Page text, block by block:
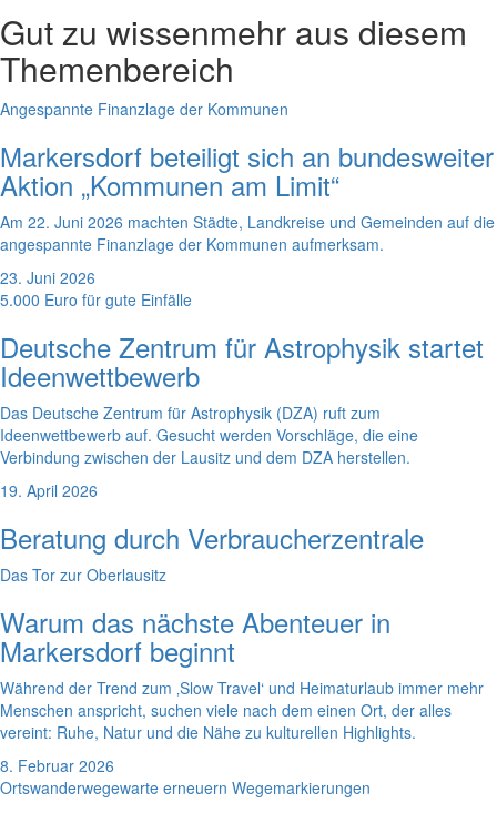
Gut zu wissenmehr aus diesem
Themenbereich
Angespannte Finanzlage der Kommunen
Markersdorf beteiligt sich an bundesweiter
Aktion „Kommunen am Limit“
Am 22. Juni 2026 machten Städte, Landkreise und Gemeinden auf die
angespannte Finanzlage der Kommunen aufmerksam.
23. Juni 2026
5.000 Euro für gute Einfälle
Deutsche Zentrum für Astrophysik startet
Ideenwettbewerb
Das Deutsche Zentrum für Astrophysik (DZA) ruft zum
Ideenwettbewerb auf. Gesucht werden Vorschläge, die eine
Verbindung zwischen der Lausitz und dem DZA herstellen.
19. April 2026
Beratung durch Verbraucherzentrale
Das Tor zur Oberlausitz
Warum das nächste Abenteuer in
Markersdorf beginnt
Während der Trend zum ‚Slow Travel‘ und Heimaturlaub immer mehr
Menschen anspricht, suchen viele nach dem einen Ort, der alles
vereint: Ruhe, Natur und die Nähe zu kulturellen Highlights.
8. Februar 2026
Ortswanderwegewarte erneuern Wegemarkierungen